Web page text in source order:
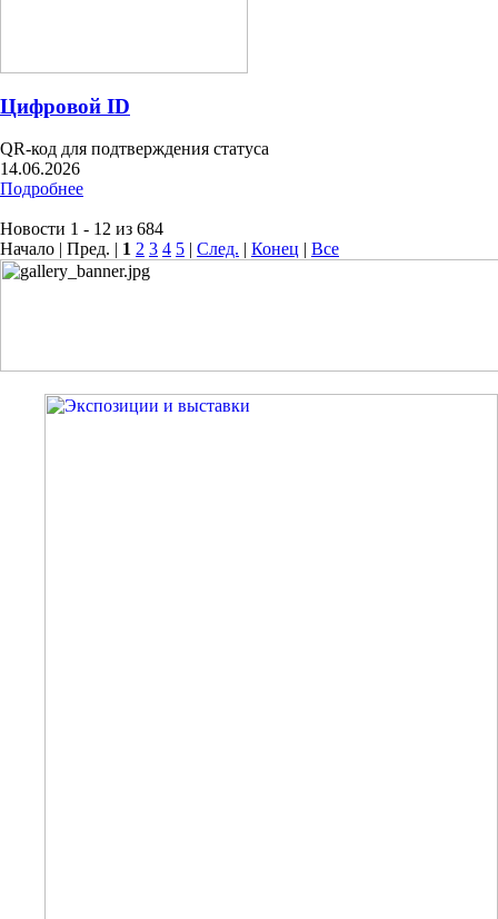
Цифровой ID
QR-код для подтверждения статуса
14.06.2026
Подробнее
Новости 1 - 12 из 684
Начало | Пред. | 1 2 3 4 5 | След. | Конец | Все